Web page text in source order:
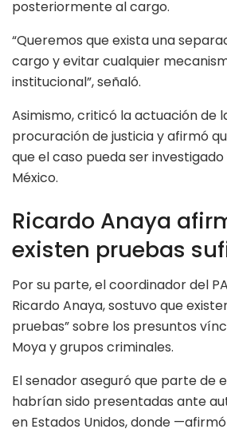
posteriormente al cargo.
“Queremos que exista una
cargo y evitar cualquier
institucional”, señaló.
Asimismo, criticó la actuación de
procuración de justicia y afirmó
que el caso pueda ser
México.
Ricardo Anaya
existen pruebas
Por su parte, el coordinador del
Ricardo Anaya, sostuvo que
pruebas” sobre los presuntos
Moya y grupos criminales.
El senador aseguró que parte de
habrían sido presentadas ante
en Estados Unidos, donde